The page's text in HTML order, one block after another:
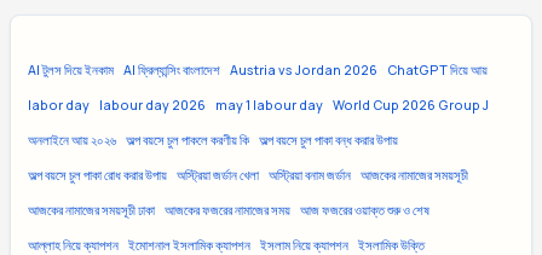
AI টুলস দিয়ে ইনকাম AI ফ্রিল্যান্সিং বাংলাদেশ Austria vs Jordan 2026 ChatGPT দিয়ে আয়
labor day labour day 2026 may 1 labour day World Cup 2026 Group J
অনলাইনে আয় ২০২৬ অল্প বয়সে চুল পাকলে করণীয় কি অল্প বয়সে চুল পাকা বন্ধ করার উপায়
অল্প বয়সে চুল পাকা রোধ করার উপায় অস্ট্রিয়া জর্ডান খেলা অস্ট্রিয়া বনাম জর্ডান আজকের নামাজের সময়সূচী
আজকের নামাজের সময়সূচী ঢাকা আজকের ফজরের নামাজের সময় আজ ফজরের ওয়াক্ত শুরু ও শেষ
আল্লাহ নিয়ে ক্যাপশন ইমোশনাল ইসলামিক ক্যাপশন ইসলাম নিয়ে ক্যাপশন ইসলামিক উক্তি